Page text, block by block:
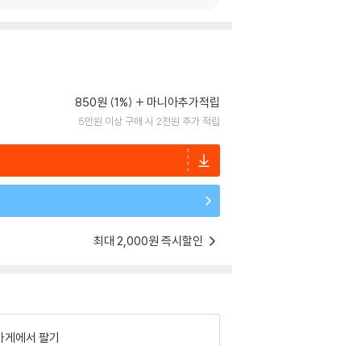
850원 (1%) 마니아추가적립
5만원 이상 구매 시 2천원 추가 적립
최대 2,000원 즉시할인
게에서 팔기